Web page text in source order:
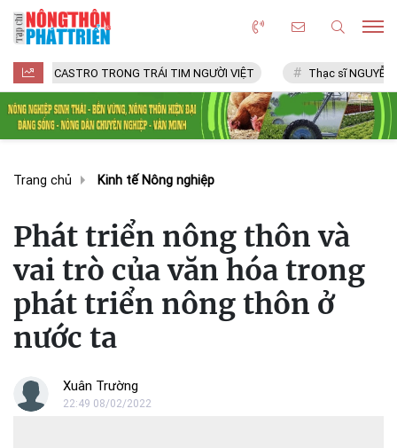
CASTRO TRONG TRÁI TIM NGƯỜI VIỆT Thạc sĩ NGUYỄN VĂN
Trang chủ Kinh tế Nông nghiệp
Phát triển nông thôn và
vai trò của văn hóa trong
phát triển nông thôn ở
nước ta
Xuân Trường
22:49 08/02/2022